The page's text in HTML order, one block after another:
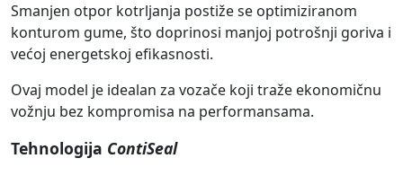
Smanjen otpor kotrljanja postiže se optimiziranom
konturom gume, što doprinosi manjoj potrošnji goriva i
većoj energetskoj efikasnosti.
Ovaj model je idealan za vozače koji traže ekonomičnu
vožnju bez kompromisa na performansama.
Tehnologija ContiSeal